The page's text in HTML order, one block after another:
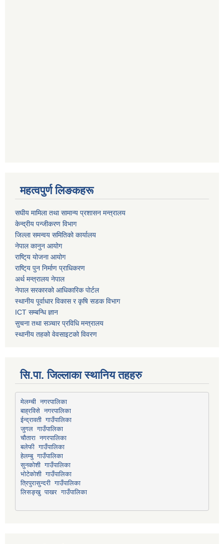
महत्वपुर्ण लिङकहरू
स‌घीय मामिला तथा सामान्य प्रशासन मन्त्रालय
केन्द्रीय पन्जीकरण विभाग
जिल्ला समन्वय समितिको कार्यालय
नेपाल कानुन आयोग
राष्टि्य योजना आयोग
राष्टि्य पुन निर्माण प्राधिकरण
अर्थ मन्त्रालय नेपाल
नेपाल सरकारको आधिकारिक पोर्टल
स्थानीय पूर्वाधार विकास र कृषि सडक विभाग
ICT सम्बन्धि ज्ञान
सुचना तथा सञ्चार प्रविधि मन्त्रालय
स्थानीय तहको वेवसाइटको विवरण
सि.पा. जिल्लाका स्थानिय तहहरु
मेलम्ची नगरपालिका
बाह्रविसे नगरपालिका
ईन्द्रावती गाउँपालिका
जुगल गाउँपालिका
चौतारा नगरपालिका
बलेफी गाउँपालिका
हेलम्बु गाउँपालिका
सुनकोशी गाउँपालिका
भोटेकोशी गाउँपालिका
त्रिपुरासुन्दरी गाउँपालिका
लिसङ्खु पाखर गाउँपालिका